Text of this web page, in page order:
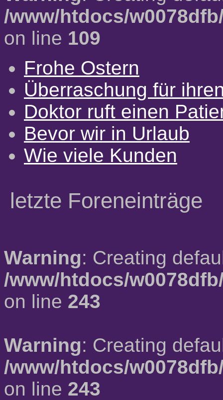
/www/htdocs/
on line 109
Frohe Ostern
Überraschung für
Doktor ruft einen
Bevor wir in Urlaub
Wie viele Kunden
letzte Foreneinträge
Warning: Creating
/www/htdocs/
on line 243
Warning: Creating
/www/htdocs/
on line 243